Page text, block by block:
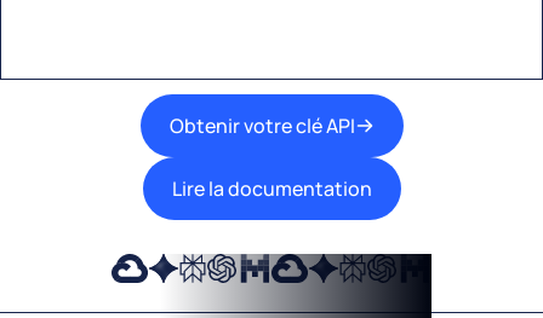
Obtenir votre clé API
Lire la documentation